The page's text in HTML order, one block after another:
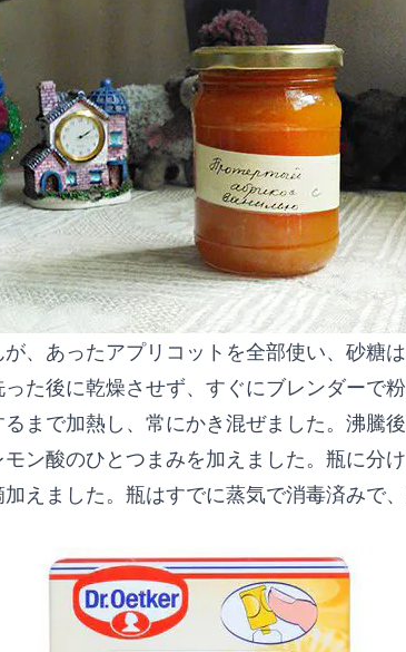
、あったアプリコットを全部使い、砂糖
た後に乾燥させず、すぐにブレンダーで
まで加熱し、常にかき混ぜました。沸騰
ン酸のひとつまみを加えました。瓶に分
えました。瓶はすでに蒸気で消毒済みで